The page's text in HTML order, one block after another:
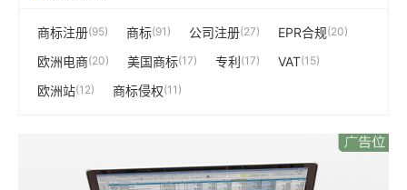
商标注册(95) 商标(91) 公司注册(27) EPR合规(20)
欧洲电商(20) 美国商标(17) 专利(17) VAT(15)
欧洲站(12) 商标侵权(11)